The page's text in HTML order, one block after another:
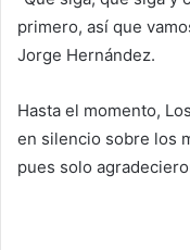
primero, así que
Jorge Hernández.
Hasta el momento,
en silencio sobre los
pues solo